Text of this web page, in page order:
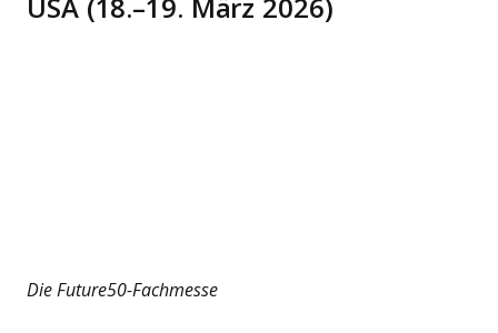
USA (18.–19. März 2026)
Die Future50-Fachmesse